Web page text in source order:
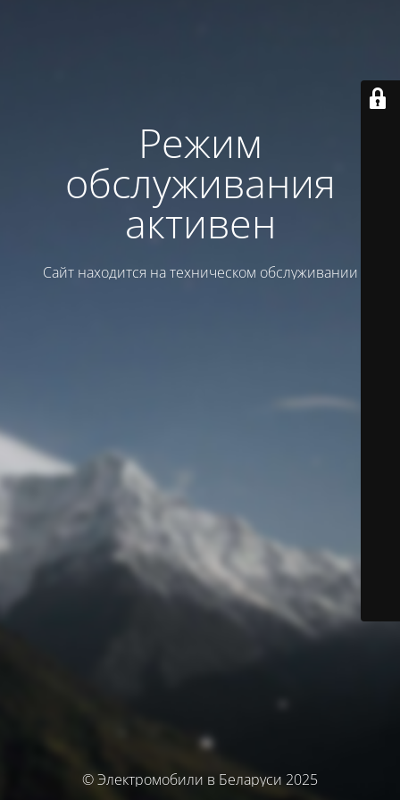
Режим
обслуживания
активен
Сайт находится на техническом обслуживании
© Электромобили в Беларуси 2025